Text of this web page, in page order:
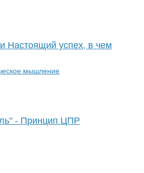
Настоящий успех, в чем
мышление
- Принцип ЦПР